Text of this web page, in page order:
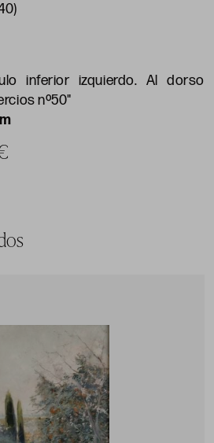
inferior izquierdo. Al dorso
nº50"